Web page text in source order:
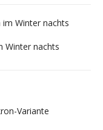
Winter nachts
Variante